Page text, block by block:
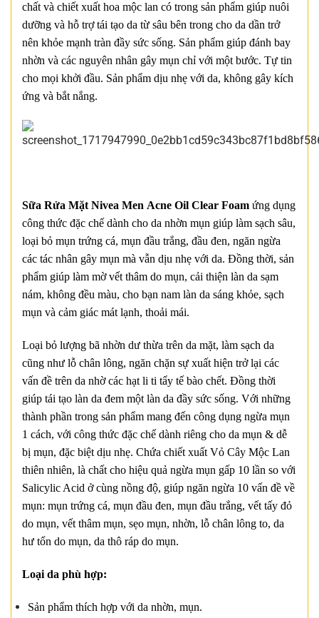
chất và chiết xuất hoa mộc lan có trong sản phẩm giúp nuôi
dưỡng và hỗ trợ tái tạo da từ sâu bên trong cho da dần trở
nên khỏe mạnh tràn đầy sức sống. Sản phẩm giúp đánh bay
nhờn và các nguyên nhân gây mụn chỉ với một bước. Tự tin
cho mọi khởi đầu. Sản phẩm dịu nhẹ với da, không gây kích
ứng và bắt nắng.
Sữa Rửa Mặt Nivea Men Acne Oil Clear Foam ứng dụng
công thức đặc chế dành cho da nhờn mụn giúp làm sạch sâu,
loại bỏ mụn trứng cá, mụn đầu trắng, đầu đen, ngăn ngừa
các tác nhân gây mụn mà vẫn dịu nhẹ với da. Đồng thời, sản
phẩm giúp làm mờ vết thâm do mụn, cải thiện làn da sạm
nám, không đều màu, cho bạn nam làn da sáng khỏe, sạch
mụn và cảm giác mát lạnh, thoải mái.
Loại bỏ lượng bã nhờn dư thừa trên da mặt, làm sạch da
cũng như lỗ chân lông, ngăn chặn sự xuất hiện trở lại các
vấn đề trên da nhờ các hạt li ti tẩy tế bào chết. Đồng thời
giúp tái tạo làn da đem một làn da đầy sức sống. Với những
thành phần trong sản phẩm mang đến công dụng ngừa mụn
1 cách, với công thức đặc chế dành riêng cho da mụn & dễ
bị mụn, đặc biệt dịu nhẹ. Chứa chiết xuất Vỏ Cây Mộc Lan
thiên nhiên, là chất cho hiệu quả ngừa mụn gấp 10 lần so với
Salicylic Acid ở cùng nồng độ, giúp ngăn ngừa 10 vấn đề về
mụn: mụn trứng cá, mụn đầu đen, mụn đầu trắng, vết tấy đỏ
do mụn, vết thâm mụn, sẹo mụn, nhờn, lỗ chân lông to, da
hư tổn do mụn, da thô ráp do mụn.
Loại da phù hợp:
Sản phẩm thích hợp với da nhờn, mụn.